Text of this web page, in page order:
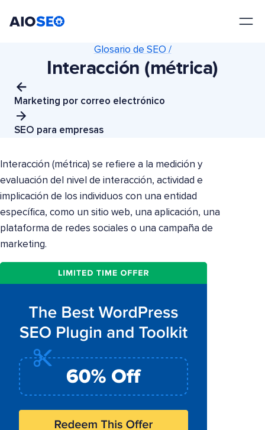
Marketing por correo electrónico
Glosario de SEO /
Interacción (métrica)
SEO para empresas
Interacción (métrica) se refiere a la medición y
evaluación del nivel de interacción, actividad e
implicación de los individuos con una entidad
específica, como un sitio web, una aplicación, una
plataforma de redes sociales o una campaña de
marketing.